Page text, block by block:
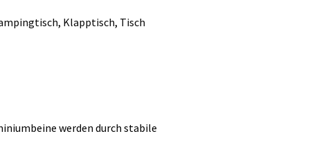
, Klapptisch, Tisch
werden durch stabile